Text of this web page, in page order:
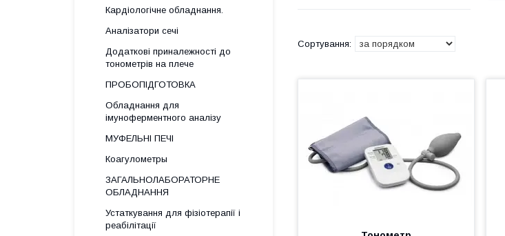
Кардіологічне обладнання.
Аналізатори сечі
Додаткові приналежності до
тонометрів на плече
ПРОБОПІДГОТОВКА
Обладнання для
імуноферментного аналізу
МУФЕЛЬНІ ПЕЧІ
Коагулометры
ЗАГАЛЬНОЛАБОРАТОРНЕ
ОБЛАДНАННЯ
Устаткування для фізіотерапії і
реабілітації